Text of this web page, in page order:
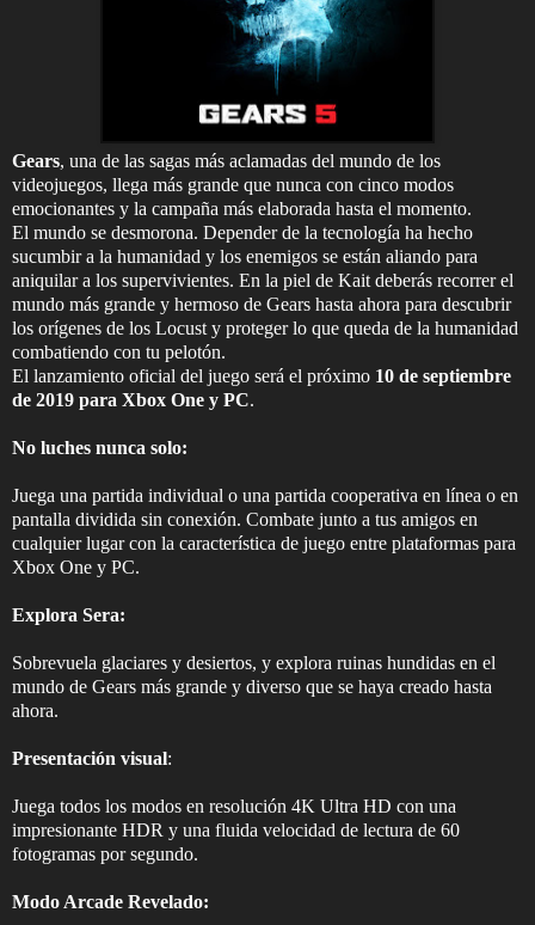
Gears, una de las sagas más aclamadas del mundo de los
videojuegos, llega más grande que nunca con cinco modos
emocionantes y la campaña más elaborada hasta el momento.
El mundo se desmorona. Depender de la tecnología ha hecho
sucumbir a la humanidad y los enemigos se están aliando para
aniquilar a los supervivientes. En la piel de Kait deberás recorrer el
mundo más grande y hermoso de Gears hasta ahora para descubrir
los orígenes de los Locust y proteger lo que queda de la humanidad
combatiendo con tu pelotón.
El lanzamiento oficial del juego será el próximo 10 de septiembre
de 2019 para Xbox One y PC.
No luches nunca solo:
Juega una partida individual o una partida cooperativa en línea o en
pantalla dividida sin conexión. Combate junto a tus amigos en
cualquier lugar con la característica de juego entre plataformas para
Xbox One y PC.
Explora Sera:
Sobrevuela glaciares y desiertos, y explora ruinas hundidas en el
mundo de Gears más grande y diverso que se haya creado hasta
ahora.
Presentación visual:
Juega todos los modos en resolución 4K Ultra HD con una
impresionante HDR y una fluida velocidad de lectura de 60
fotogramas por segundo.
Modo Arcade Revelado: